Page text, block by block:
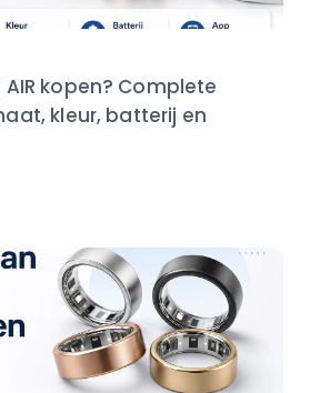
kopen? Complete
kleur, batterij en